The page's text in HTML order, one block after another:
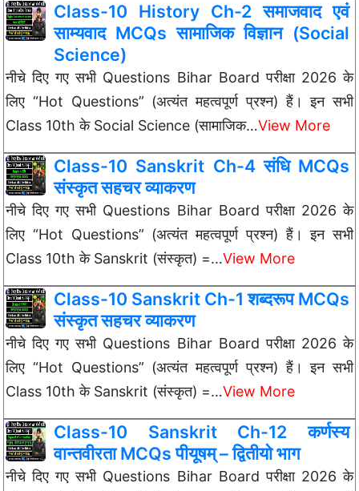
Class-10 History Ch-2 समाजवाद एवं
साम्यवाद MCQs सामाजिक विज्ञान (Social
Science)
नीचे दिए गए सभी Questions Bihar Board परीक्षा 2026 के
लिए “Hot Questions” (अत्यंत महत्वपूर्ण प्रश्न) हैं। इन सभी
Class 10th के Social Science (सामाजिक…View More
Class-10 Sanskrit Ch-4 संधि MCQs
संस्कृत सहचर व्याकरण
नीचे दिए गए सभी Questions Bihar Board परीक्षा 2026 के
लिए “Hot Questions” (अत्यंत महत्वपूर्ण प्रश्न) हैं। इन सभी
Class 10th के Sanskrit (संस्कृत) =…View More
Class-10 Sanskrit Ch-1 शब्दरूप MCQs
संस्कृत सहचर व्याकरण
नीचे दिए गए सभी Questions Bihar Board परीक्षा 2026 के
लिए “Hot Questions” (अत्यंत महत्वपूर्ण प्रश्न) हैं। इन सभी
Class 10th के Sanskrit (संस्कृत) =…View More
Class-10 Sanskrit Ch-12 कर्णस्य
वान्तवीरता MCQs पीयूषम् – द्वितीयो भाग
नीचे दिए गए सभी Questions Bihar Board परीक्षा 2026 के